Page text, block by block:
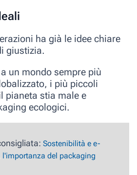
ha già le idee chiare
giustizia.
un mondo sempre più
i più piccoli
pianeta stia male e
ecologici.
Sostenibilità e e-
l'importanza del packaging